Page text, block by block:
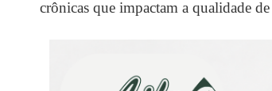
crônicas que impactam a qualidade